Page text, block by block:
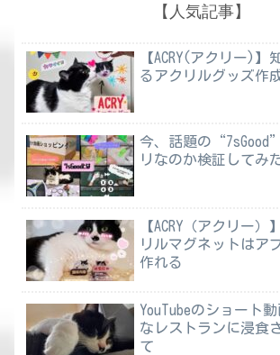
【人気記事】
【ACRY(アクリー)】
るアクリルグッズ作
今、話題の
リなのか検証してみ
【ACRY（アクリー
リルマグネットはア
作れる
YouTubeのショート
なレストランに浸食
て